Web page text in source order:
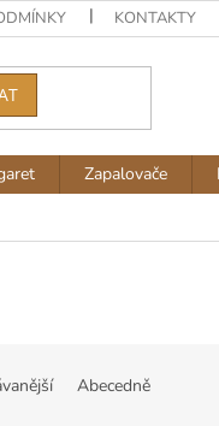
KONTAKTY
Zapalovače
Abecedně